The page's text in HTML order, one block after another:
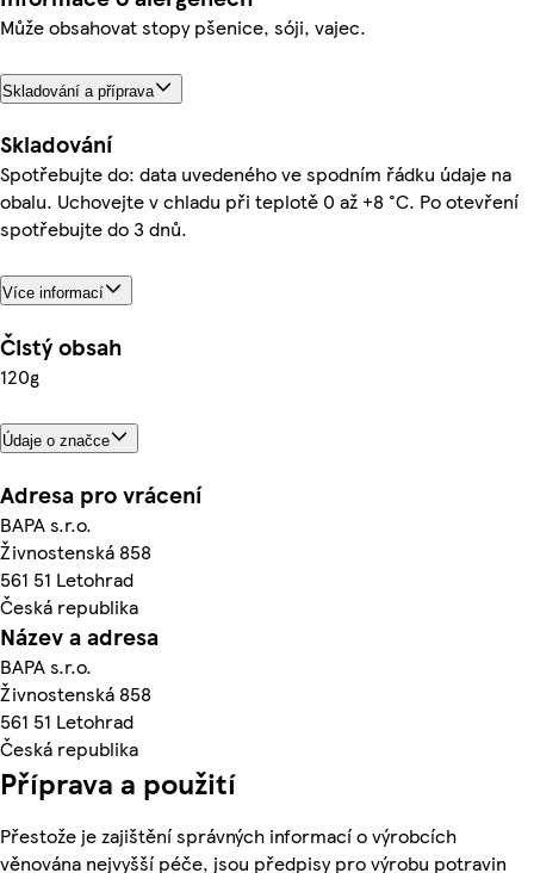
Může obsahovat stopy pšenice, sóji, vajec.
Skladování a příprava
Skladování
Spotřebujte do: data uvedeného ve spodním řádku údaje na
obalu. Uchovejte v chladu při teplotě 0 až +8 °C. Po otevření
spotřebujte do 3 dnů.
Více informací
Čistý obsah
120g
Údaje o značce
Adresa pro vrácení
BAPA s.r.o.
Živnostenská 858
561 51 Letohrad
Česká republika
Název a adresa
BAPA s.r.o.
Živnostenská 858
561 51 Letohrad
Česká republika
Příprava a použití
Přestože je zajištění správných informací o výrobcích
věnována nejvyšší péče, jsou předpisy pro výrobu potravin